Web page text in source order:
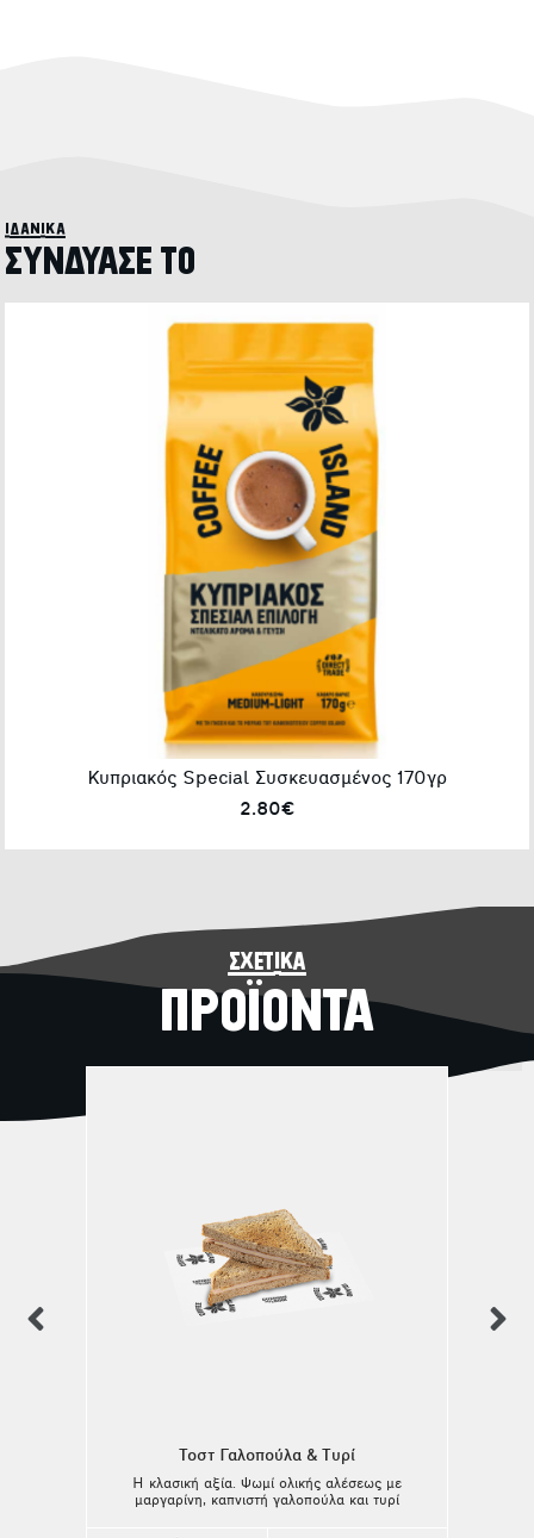
ιδανικά
ΣΥΝΔΥΑΣΕ ΤΟ
Κυπριακός Special Συσκευασμένος 170γρ
2.80€
σχετικά
ΠΡΟΪΟΝΤΑ
Τοστ Γαλοπούλα & Tυρί
Η κλασική αξία. Ψωμί ολικής αλέσεως με
μαργαρίνη, καπνιστή γαλοπούλα και τυρί